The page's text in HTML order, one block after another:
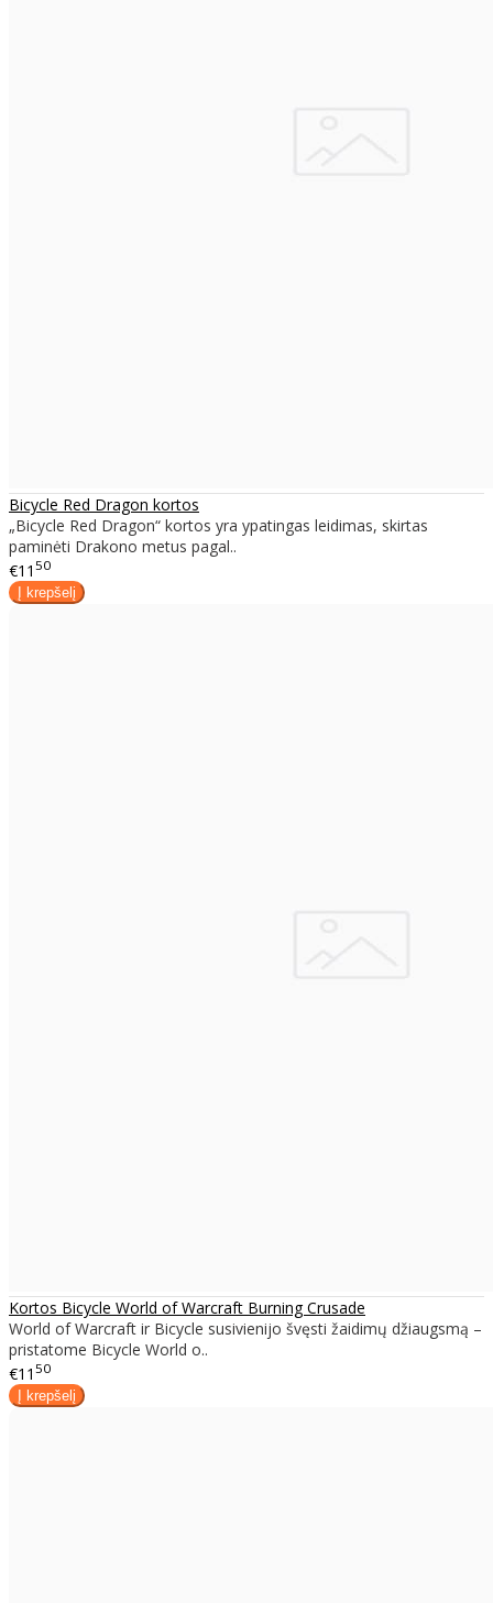
Bicycle Red Dragon kortos
„Bicycle Red Dragon“ kortos yra ypatingas leidimas, skirtas
paminėti Drakono metus pagal..
€11 50
Kortos Bicycle World of Warcraft Burning Crusade
World of Warcraft ir Bicycle susivienijo švęsti žaidimų džiaugsmą –
pristatome Bicycle World o..
€11 50